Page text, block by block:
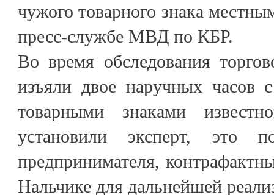
чужого товарного знака
пресс-службе МВД по КБР.
Во время обследования
изъяли двое наручных часов
товарными знаками
установили эксперт, это
предпринимателя,
Нальчике для дальнейшей